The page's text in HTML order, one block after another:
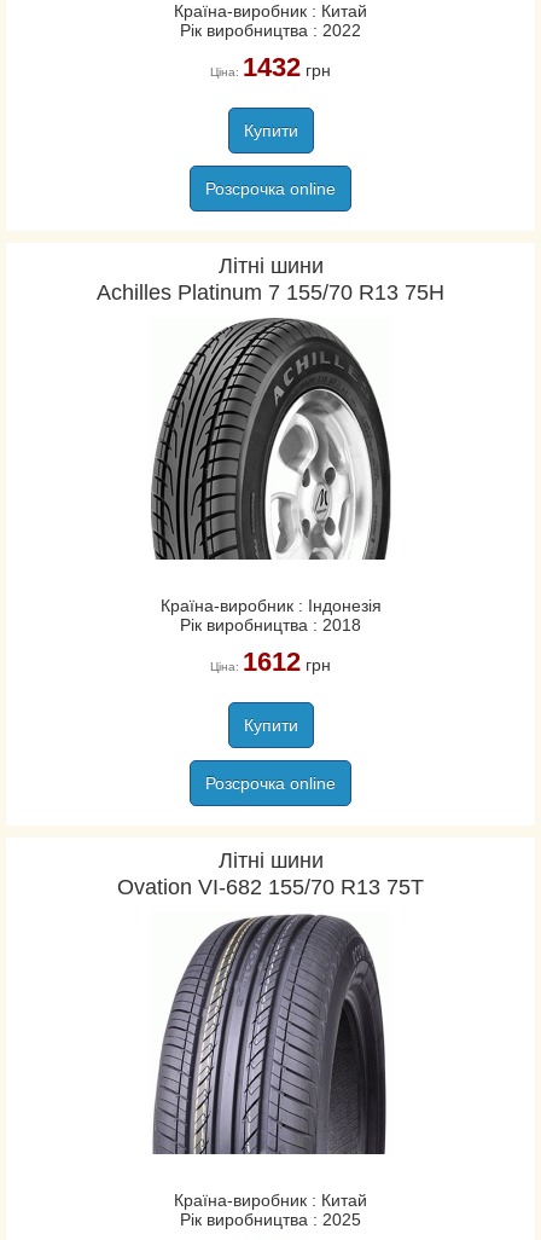
Країна-виробник : Китай
Рік виробництва : 2022
Ціна: 1432грн
Купити
Розсрочка online
Літні шини
Achilles Platinum 7 155/70 R13 75H
Країна-виробник : Індонезія
Рік виробництва : 2018
Ціна: 1612грн
Купити
Розсрочка online
Літні шини
Ovation VI-682 155/70 R13 75T
Країна-виробник : Китай
Рік виробництва : 2025